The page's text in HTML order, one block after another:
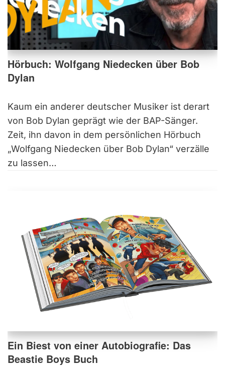
Hörbuch: Wolfgang Niedecken über Bob
Dylan
Kaum ein anderer deutscher Musiker ist derart
von Bob Dylan geprägt wie der BAP-Sänger.
Zeit, ihn davon in dem persönlichen Hörbuch
„Wolfgang Niedecken über Bob Dylan“ verzälle
zu lassen…
Ein Biest von einer Autobiografie: Das
Beastie Boys Buch